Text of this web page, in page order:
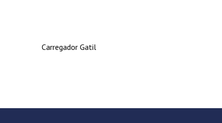
Carregador Gatil